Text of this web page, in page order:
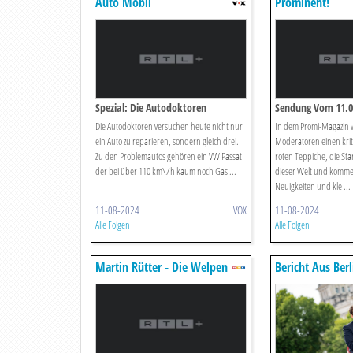
Spezial: Die Autodoktoren
Die Autodoktoren versuchen heute nicht nur
ein Auto zu reparieren, sondern gleich drei.
Zu den Problemautos gehören ein VW Passat
der bei über 110 km\/h kaum noch Gas ...
11-08-2024 VOX
Alle Folgen
Sendung Vom
In dem Promi-Magazin
Moderatoren einen
roten Teppiche, die
dieser Welt und
Neuigkeiten und kle ...
11-08-2024
Alle Folgen
Martin Rütter - Die Welpen
Kommen
Bericht Aus